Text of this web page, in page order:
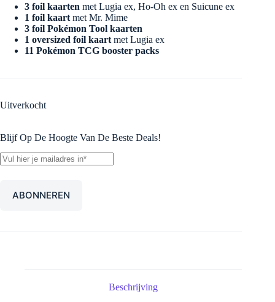
3 foil kaarten met Lugia ex, Ho-Oh ex en Suicune ex
1 foil kaart met Mr. Mime
3 foil Pokémon Tool kaarten
1 oversized foil kaart met Lugia ex
11 Pokémon TCG booster packs
Uitverkocht
Blijf Op De Hoogte Van De Beste Deals!
Beschrijving